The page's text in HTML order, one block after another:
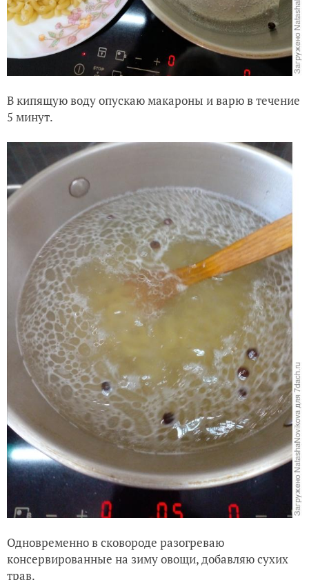
В кипящую воду опускаю макароны и варю в течение
5 минут.
Одновременно в сковороде разогреваю
консервированные на зиму овощи, добавляю сухих
трав.